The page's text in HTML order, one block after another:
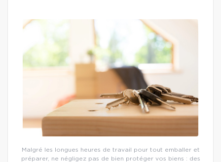
Malgré les longues heures de travail pour tout emballer et
préparer, ne négligez pas de bien protéger vos biens : des